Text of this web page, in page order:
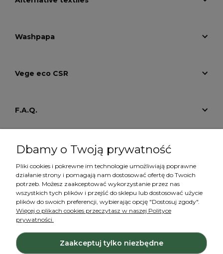
Washpapa
Vege eco CSR
F.A.Q.
Tutoriale
Konto
Dbamy o Twoją prywatność
Pliki cookies i pokrewne im technologie umożliwiają poprawne
działanie strony i pomagają nam dostosować ofertę do Twoich
potrzeb. Możesz zaakceptować wykorzystanie przez nas
wszystkich tych plików i przejść do sklepu lub dostosować użycie
plików do swoich preferencji, wybierając opcję "Dostosuj zgody".
Więcej o plikach cookies przeczytasz w naszej Polityce
prywatności.
Zaakceptuj tylko niezbędne